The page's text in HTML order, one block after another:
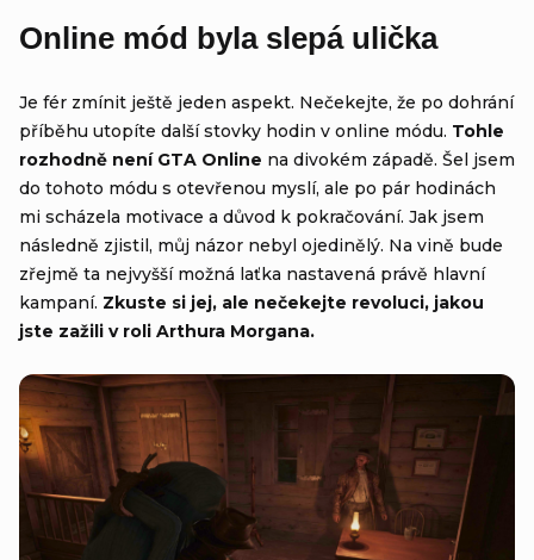
Online mód byla slepá ulička
Je fér zmínit ještě jeden aspekt. Nečekejte, že po dohrání
příběhu utopíte další stovky hodin v online módu. Tohle
rozhodně není GTA Online na divokém západě. Šel jsem
do tohoto módu s otevřenou myslí, ale po pár hodinách
mi scházela motivace a důvod k pokračování. Jak jsem
následně zjistil, můj názor nebyl ojedinělý. Na vině bude
zřejmě ta nejvyšší možná laťka nastavená právě hlavní
kampaní. Zkuste si jej, ale nečekejte revoluci, jakou
jste zažili v roli Arthura Morgana.